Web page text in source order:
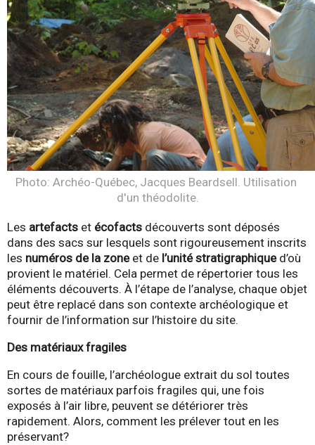
Photo: Archéo-Québec, Jacques Beardsell. Utilisation
d'un théodolite.
Les artefacts et écofacts découverts sont déposés
dans des sacs sur lesquels sont rigoureusement inscrits
les numéros de la zoneet de l’unité stratigraphiqued’où
provient le matériel. Cela permet de répertorier tous les
éléments découverts. À l’étape de l’analyse, chaque objet
peut être replacé dans son contexte archéologique et
fournir de l’information sur l’histoire du site.
Des matériaux fragiles
En cours de fouille, l’archéologue extrait du sol toutes
sortes de matériaux parfois fragiles qui, une fois
exposés à l’air libre, peuvent se détériorer très
rapidement. Alors, comment les prélever tout en les
préservant?